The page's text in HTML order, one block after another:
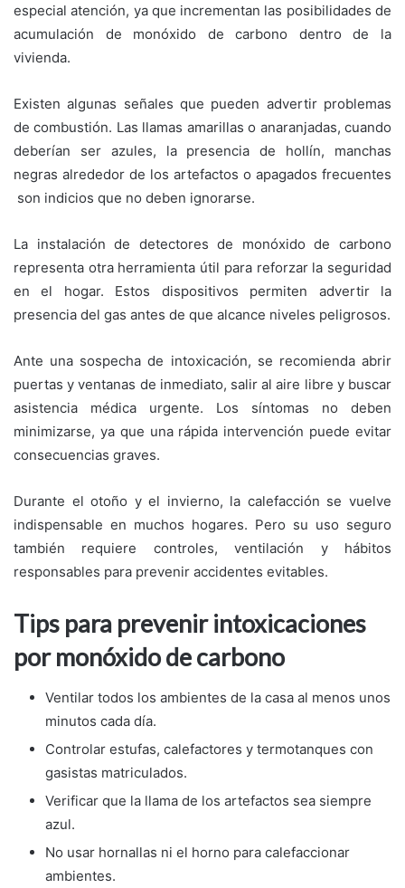
especial atención, ya que incrementan las posibilidades de
acumulación de monóxido de carbono dentro de la
vivienda.
Existen algunas señales que pueden advertir problemas
de combustión. Las llamas amarillas o anaranjadas, cuando
deberían ser azules, la presencia de hollín, manchas
negras alrededor de los artefactos o apagados frecuentes
son indicios que no deben ignorarse.
La instalación de detectores de monóxido de carbono
representa otra herramienta útil para reforzar la seguridad
en el hogar. Estos dispositivos permiten advertir la
presencia del gas antes de que alcance niveles peligrosos.
Ante una sospecha de intoxicación, se recomienda abrir
puertas y ventanas de inmediato, salir al aire libre y buscar
asistencia médica urgente. Los síntomas no deben
minimizarse, ya que una rápida intervención puede evitar
consecuencias graves.
Durante el otoño y el invierno, la calefacción se vuelve
indispensable en muchos hogares. Pero su uso seguro
también requiere controles, ventilación y hábitos
responsables para prevenir accidentes evitables.
Tips para prevenir intoxicaciones
por monóxido de carbono
Ventilar todos los ambientes de la casa al menos unos
minutos cada día.
Controlar estufas, calefactores y termotanques con
gasistas matriculados.
Verificar que la llama de los artefactos sea siempre
azul.
No usar hornallas ni el horno para calefaccionar
ambientes.